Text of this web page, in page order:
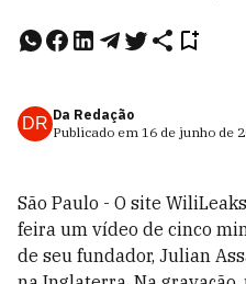
DR Da Redação
Publicado em 16 de junho de
São Paulo - O site
feira um vídeo de cinco
de seu fundador, Julian